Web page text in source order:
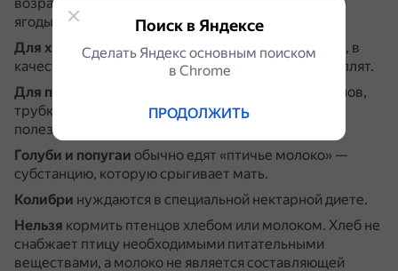
ягоды, овощи и пророст.
Для хищных птиц , таких как кречёт, сокол, ястреб, в
качестве корма используют мышей, суточных цыплят.
Для птиц, питающихся рыбой
, например пингвинов,
трубконосых, пеликанообразных, чаек и крачек,
полезна полупереваренная рыба.
Голуби и попугаи обычно едят «птичье молоко» —
субстанцию, которую срыгивает мать.
Колибри нуждаются в специальной нектарной диете.
Нельзя кормить птенцов хлебом или молоком. Хлеб не
снабжает птицу необходимыми питательными
веществами, а молоко не является составляющей
Поиск в Яндексе
Сделать Яндекс основным поиском
в Сhrome
ПРОДОЛЖИТЬ